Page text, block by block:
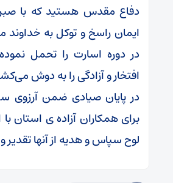
دفاع مقدس هستید که با
ایمان راسخ و توکل به خداوند
در دوره اسارت را تحمل
افتخار و آزادگی را به دوش
در پایان صیادی ضمن آرزوی
برای همکاران آزاده ی استان
لوح سپاس و هدیه از آنها تقدیر